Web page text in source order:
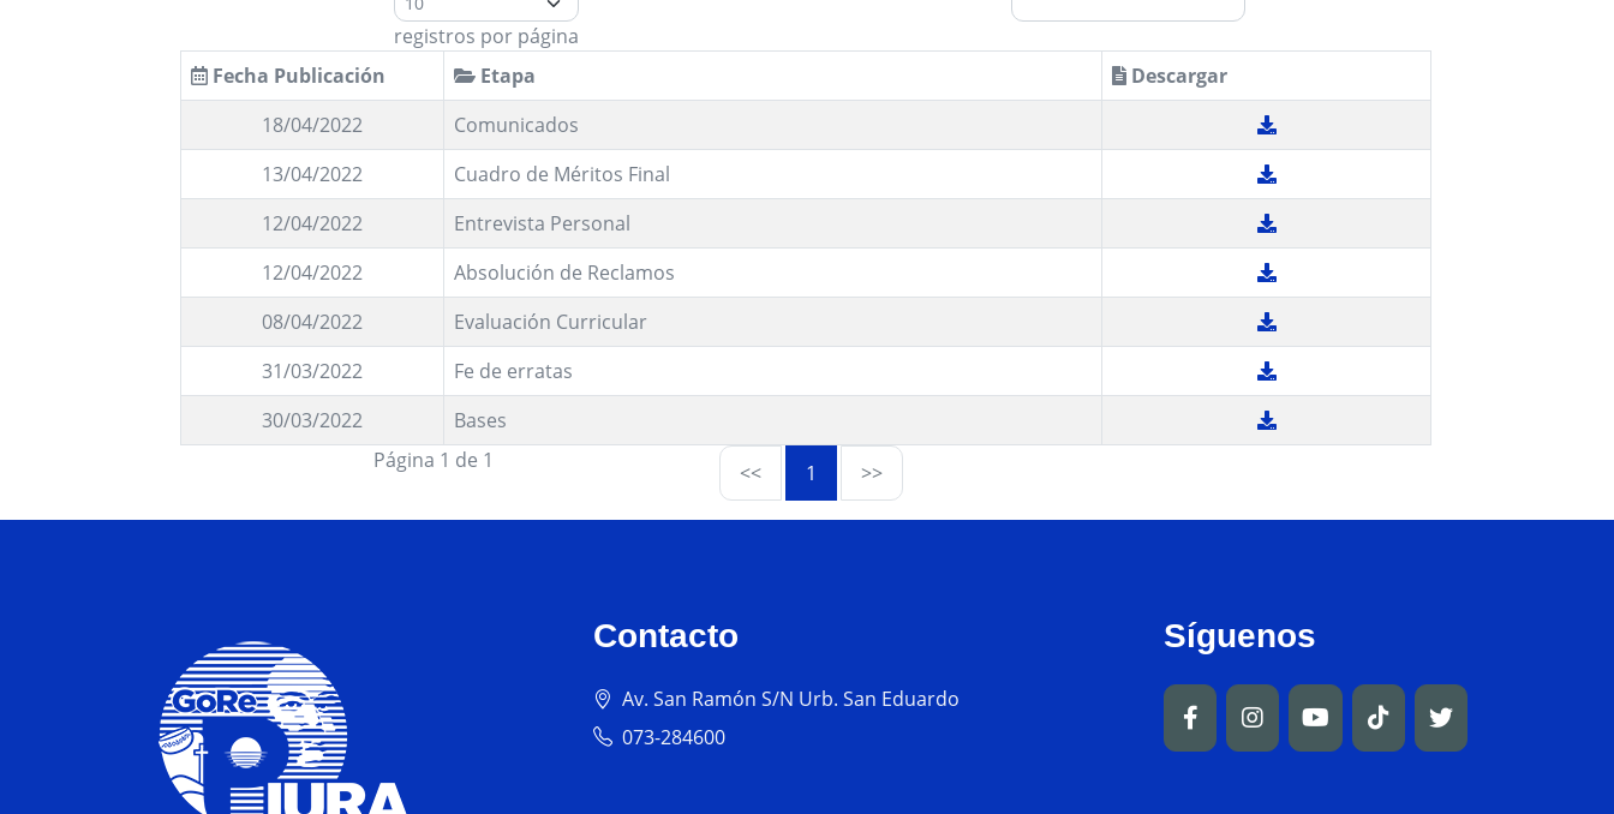
registros por página
Fecha Publicación Etapa
Descargar
18/04/2022
Comunicados
13/04/2022
Cuadro de Méritos Final
12/04/2022
Entrevista Personal
12/04/2022
Absolución de Reclamos
08/04/2022
Evaluación Curricular
31/03/2022
Fe de erratas
30/03/2022
Bases
Página 1 de 1
<< 1 >>
Contacto
Av. San Ramón S/N Urb. San Eduardo
073-284600
Síguenos